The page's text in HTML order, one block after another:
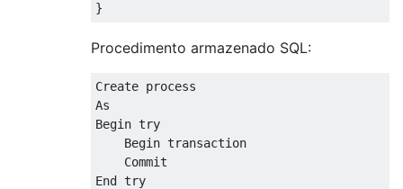
}
Procedimento armazenado SQL:
Create
As
Begin try
Begin transaction
Commit
End